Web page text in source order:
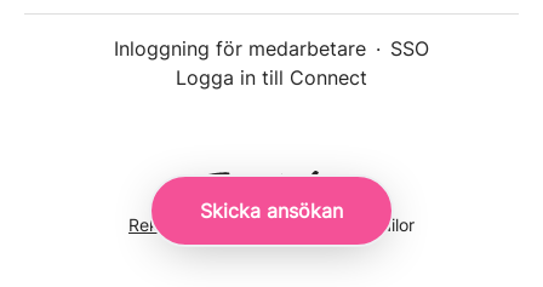
Skicka ansökan
Inloggning för medarbetare · SSO
Logga in till Connect
Rekryteringsverktygfrån Teamtailor